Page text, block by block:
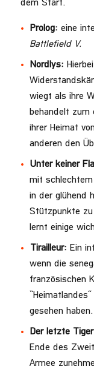
dem Start.
Prolog: eine
Battlefield V.
Nordlys:
wiegt als ihre
behandelt zum
ihrer Heimat
anderen den
Unter keiner
mit schlechtem
in der glühend
Stützpunkte zu
lernt einige
Tirailleur: Ein
wenn die
französischen
gesehen haben.
Der letzte
Ende des
Armee